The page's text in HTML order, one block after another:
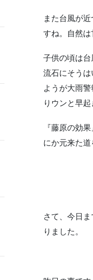
また台風が
すね。自然
子供の頃は
流石にそう
ようが大雨
りウンと早
『藤原の効
にか元来た
さて、今日
りました。